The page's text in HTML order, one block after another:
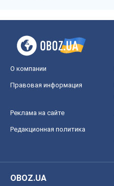
О компании
Правовая информация
Реклама на сайте
Редакционная политика
OBOZ.UA